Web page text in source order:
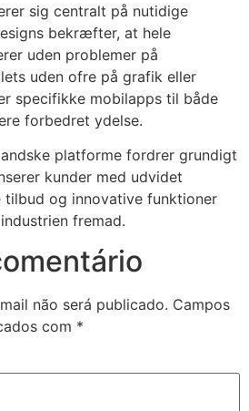
sig centralt på nutidige
bekræfter, at hele
uden problemer på
uden ofre på grafik eller
specifikke mobilapps til både
forbedret ydelse.
platforme fordrer grundigt
kunder med udvidet
tilbud og innovative funktioner
fremad.
não será publicado. Campos
com *